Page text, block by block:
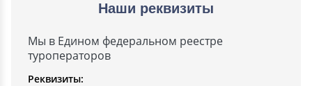
Наши реквизиты
Мы в Едином федеральном реестре
туроператоров
Реквизиты: